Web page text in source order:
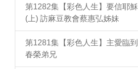
第1282集【彩色人生】要信耶
(上) 訪麻豆教會蔡惠弘姊妹
第1281集【彩色人生】主愛臨
春榮弟兄